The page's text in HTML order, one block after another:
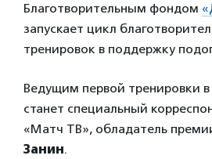
Благотворительным фондом
запускает цикл
тренировок в поддержку
Ведущим первой тренировки
станет специальный
«Матч ТВ», обладатель
Занин.